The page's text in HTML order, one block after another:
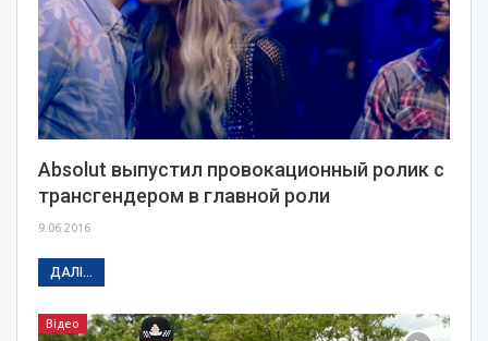
Absolut выпустил провокационный ролик с
трансгендером в главной роли
9.06.2016
ДАЛІ...
Відео